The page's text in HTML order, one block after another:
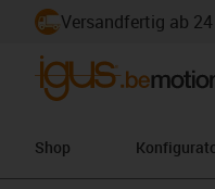
Versandfertig ab
Shop